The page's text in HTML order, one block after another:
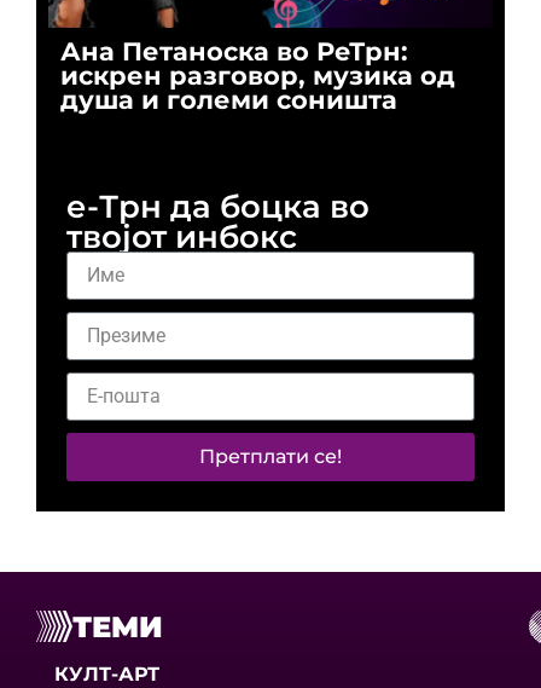
Ана Петаноска во РеТрн:
искрен разговор, музика од
душа и големи соништа
е-Трн да боцка во
твојот инбокс
Претплати се!
ТЕМИ
КУЛТ-АРТ